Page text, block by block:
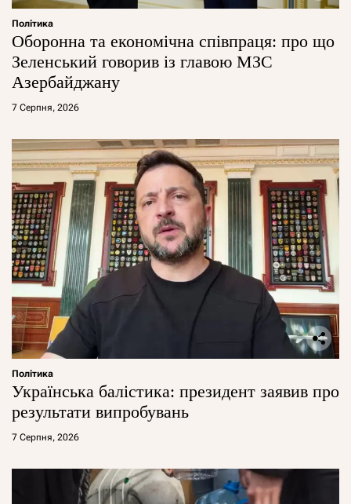
Політика
Оборонна та економічна співпраця: про що
Зеленський говорив із главою МЗС
Азербайджану
7 Серпня, 2026
Політика
Українська балістика: президент заявив про
результати випробувань
7 Серпня, 2026